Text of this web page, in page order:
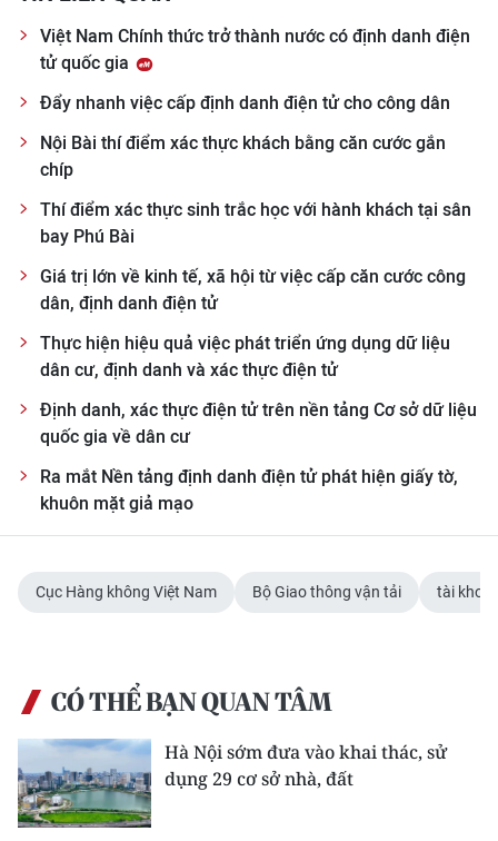
Việt Nam Chính thức trở thành nước có định danh điện
tử quốc gia
Ðẩy nhanh việc cấp định danh điện tử cho công dân
Nội Bài thí điểm xác thực khách bằng căn cước gắn
chíp
Thí điểm xác thực sinh trắc học với hành khách tại sân
bay Phú Bài
Giá trị lớn về kinh tế, xã hội từ việc cấp căn cước công
dân, định danh điện tử
Thực hiện hiệu quả việc phát triển ứng dụng dữ liệu
dân cư, định danh và xác thực điện tử
Định danh, xác thực điện tử trên nền tảng Cơ sở dữ liệu
quốc gia về dân cư
Ra mắt Nền tảng định danh điện tử phát hiện giấy tờ,
khuôn mặt giả mạo
Cục Hàng không Việt Nam Bộ Giao thông vận tải tài
CÓ THỂ BẠN QUAN TÂM
Hà Nội sớm đưa vào khai thác, sử
dụng 29 cơ sở nhà, đất